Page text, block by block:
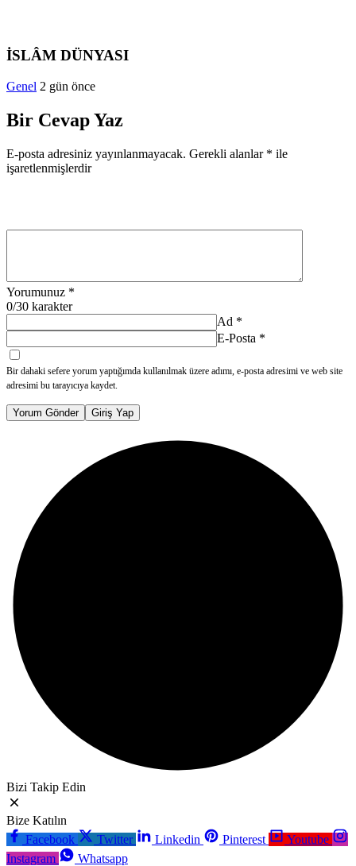
İSLÂM DÜNYASI
Genel 2 gün önce
Bir Cevap Yaz
E-posta adresiniz yayınlanmayacak. Gerekli alanlar * ile
işaretlenmişlerdir
Yorumunuz *
0/30 karakter
Ad *
E-Posta *
Bir dahaki sefere yorum yaptığımda kullanılmak üzere adımı, e-posta adresimi ve web site
adresimi bu tarayıcıya kaydet.
Yorum Gönder Giriş Yap
Bizi Takip Edin
Bize Katılın
Facebook
Twitter Linkedin Pinterest
Youtube
Instagram
Whatsapp